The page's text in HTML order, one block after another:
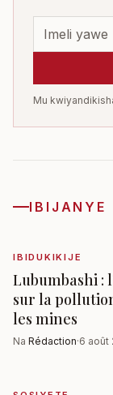
Mu
IBIJANYE
IBIDUKIKIJE
Lubumbashi :
sur la
les mines
Na Rédaction·6 août